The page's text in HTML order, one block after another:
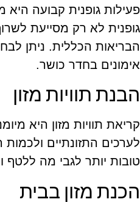
פעילות גופנית קבועה
גופנית לא רק מסייעת
הבריאות הכללית. ניתן
אימונים בחדר כושר.
הבנת תוויות מזון
קריאת תוויות מזון היא
לערכים התזונתיים
טובות יותר לגבי מה ללטף
הכנת מזון בבית